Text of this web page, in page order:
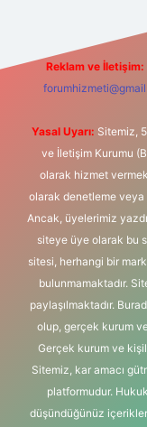
Reklam ve İletişim:
Yasal Uyarı: Sitemiz,
ve İletişim Kurumu
olarak hizmet
olarak denetleme veya
Ancak, üyelerimiz
siteye üye olarak bu
sitesi, herhangi bir
bulunmamaktadır.
paylaşılmaktadır.
olup, gerçek kurum
Gerçek kurum ve
Sitemiz, kar amacı
platformudur.
düşündüğünüz